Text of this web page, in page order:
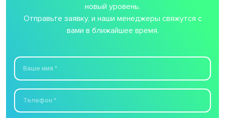
новый уровень.
Отправьте заявку, и наши менеджеры свяжутся с
вами в ближайшее время.